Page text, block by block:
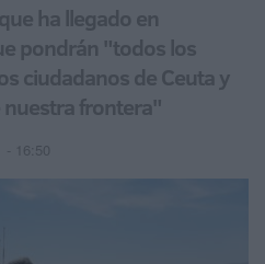
ha llegado en
pondrán "todos los
ciudadanos de Ceuta y
frontera"
- 16:50